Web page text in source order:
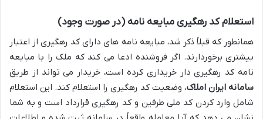
استعلام کد رهگیری مبایعه نامه (در صورت وجود)
همانطور که قبلاً ذکر شد، مبایعه نامه های دارای کد رهگیری از اعتبار
بیشتری برخوردارند. اگر فروشنده ادعا می کند که ملک را با مبایعه
نامه کد رهگیری دار خریداری کرده است، خریدار می تواند از طریق
سامانه ایران املاک، وضعیت کد رهگیری را استعلام کند. این استعلام
شامل وارد کردن کد ملی طرفین و کد رهگیری قرارداد است و به شما